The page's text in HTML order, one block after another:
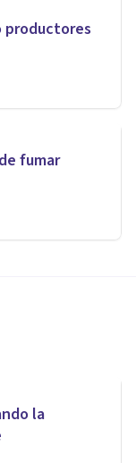
productores
fumar
la